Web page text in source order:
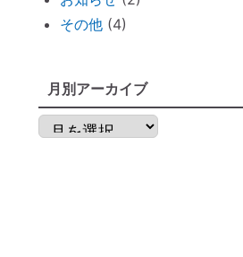
クター」
不安な時には「慈悲の瞑
不安な時には「とんとん
その他(4)
月別アーカイブ